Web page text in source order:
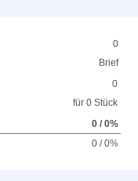
0
Brief
0
für 0 Stück
0 / 0%
0 / 0%